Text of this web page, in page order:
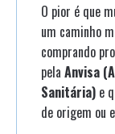
O pior é que
um caminho
comprando
pela Anvisa
Sanitária) e
de origem ou